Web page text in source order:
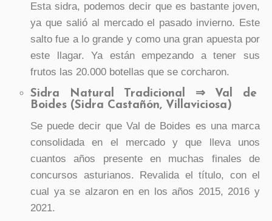
Esta sidra, podemos decir que es bastante joven,
ya que salió al mercado el pasado invierno. Este
salto fue a lo grande y como una gran apuesta por
este llagar. Ya están empezando a tener sus
frutos las 20.000 botellas que se corcharon.
Sidra Natural Tradicional ⇒ Val de
Boides (Sidra Castañón, Villaviciosa)
Se puede decir que Val de Boides es una marca
consolidada en el mercado y que lleva unos
cuantos años presente en muchas finales de
concursos asturianos. Revalida el título, con el
cual ya se alzaron en en los años 2015, 2016 y
2021.